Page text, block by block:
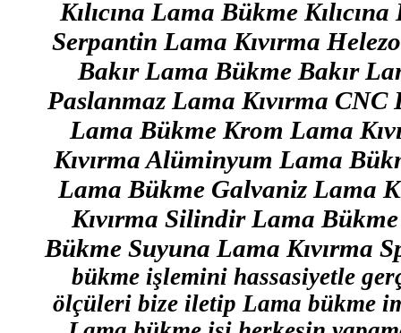
Kılıcına Lama Bükme
Serpantin Lama Kıvırma
Bakır Lama Bükme Bakır
Paslanmaz Lama Kıvırma
Lama Bükme Krom Lama
Kıvırma Alüminyum Lama
Lama Bükme Galvaniz Lama
Kıvırma Silindir Lama
Bükme Suyuna Lama Kıvırma
bükme işlemini hassasiyetle
ölçüleri bize iletip Lama bükme